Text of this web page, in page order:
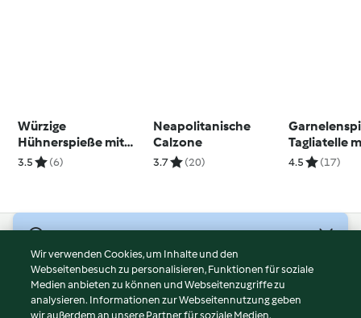
Würzige
Hühnerspieße mit
Spiralerdäpfeln
3.5 (6)
Neapolitanische
Calzone
3.7 (20)
Tagliatelle
zweierlei
4.5 (17)
Nutzungsbedingungen
Datenschutzrichtlinien
Disclaimer
Wir verwenden Cookies, um Inhalte und den
Webseitenbesuch zu personalisieren, Funktionen für soziale
Medien anbieten zu können und Webseitenzugriffe zu
analysieren. Informationen zur Webseitennutzung geben
wir außerdem an unsere Partner für soziale Medien,